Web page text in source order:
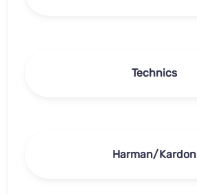
Technics
Harman/Kardon